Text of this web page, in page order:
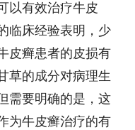
以有效治疗牛皮
临床经验表明，少
皮癣患者的皮损有
草的成分对病理生
需要明确的是，这
为牛皮癣治疗的有